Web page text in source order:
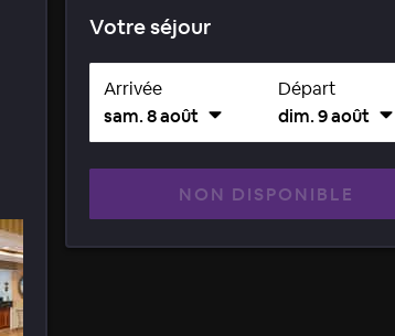
Votre séjour
Arrivée
sam. 8 août
Départ
dim. 9 août
NON DISPONIBLE